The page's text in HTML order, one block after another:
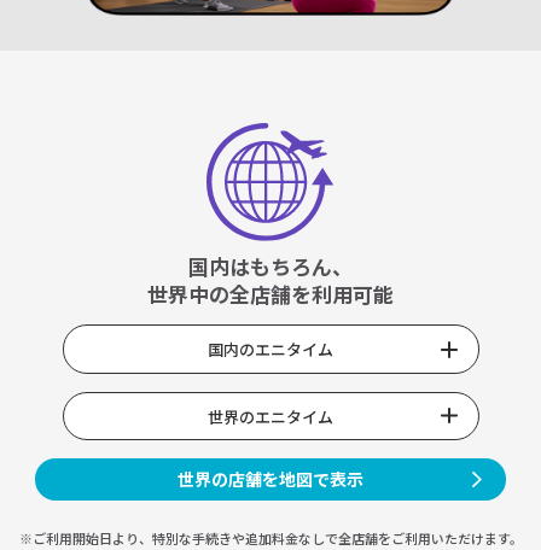
国内はもちろん、
世界中の全店舗を利用可能
国内のエニタイム
世界のエニタイム
世界の店舗を地図で表示
※ご利用開始日より、特別な手続きや追加料金なしで全店舗をご利用いただけます。